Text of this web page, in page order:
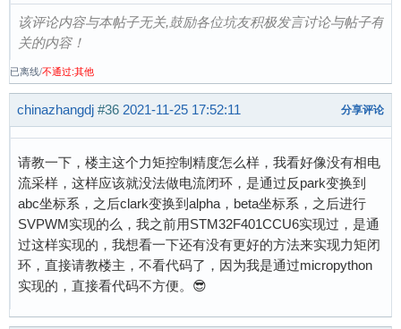
该评论内容与本帖子无关,鼓励各位坑友积极发言讨论与帖子有
关的内容！
已离线/不通过:其他
chinazhangdj #36 2021-11-25 17:52:11 分享评论
请教一下，楼主这个力矩控制精度怎么样，我看好像没有相电
流采样，这样应该就没法做电流闭环，是通过反park变换到
abc坐标系，之后clark变换到alpha，beta坐标系，之后进行
SVPWM实现的么，我之前用STM32F401CCU6实现过，是通
过这样实现的，我想看一下还有没有更好的方法来实现力矩闭
环，直接请教楼主，不看代码了，因为我是通过micropython
实现的，直接看代码不方便。😎